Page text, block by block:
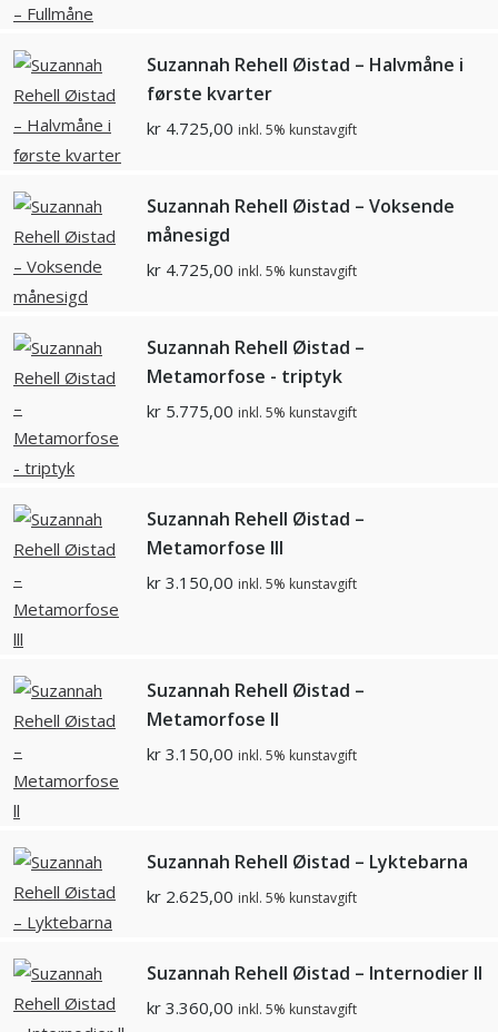
Suzannah Rehell Øistad – Halvmåne i
første kvarter
kr 4.725,00 inkl. 5% kunstavgift
Suzannah Rehell Øistad – Voksende
månesigd
kr 4.725,00 inkl. 5% kunstavgift
Suzannah Rehell Øistad –
Metamorfose - triptyk
kr 5.775,00 inkl. 5% kunstavgift
Suzannah Rehell Øistad –
Metamorfose lll
kr 3.150,00 inkl. 5% kunstavgift
Suzannah Rehell Øistad –
Metamorfose ll
kr 3.150,00 inkl. 5% kunstavgift
Suzannah Rehell Øistad – Lyktebarna
kr 2.625,00 inkl. 5% kunstavgift
Suzannah Rehell Øistad – Internodier ll
kr 3.360,00 inkl. 5% kunstavgift